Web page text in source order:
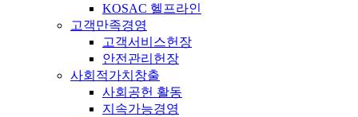
KOSAC 헬프라인
고객만족경영
고객서비스헌장
안전관리헌장
사회적가치창출
사회공헌 활동
지속가능경영